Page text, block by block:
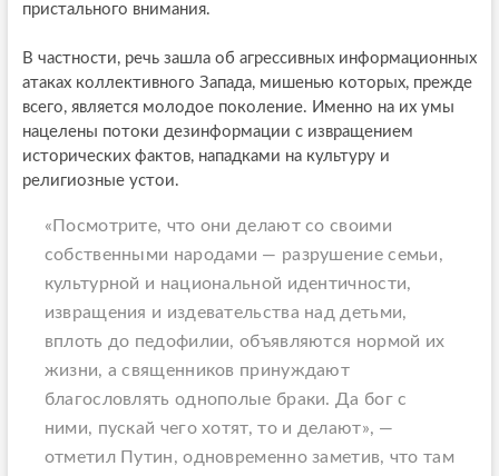
пристального внимания.
В частности, речь зашла об агрессивных информационных
атаках коллективного Запада, мишенью которых, прежде
всего, является молодое поколение. Именно на их умы
нацелены потоки дезинформации с извращением
исторических фактов, нападками на культуру и
религиозные устои.
«Посмотрите, что они делают со своими
собственными народами — разрушение семьи,
культурной и национальной идентичности,
извращения и издевательства над детьми,
вплоть до педофилии, объявляются нормой их
жизни, а священников принуждают
благословлять однополые браки. Да бог с
ними, пускай чего хотят, то и делают», —
отметил Путин, одновременно заметив, что там